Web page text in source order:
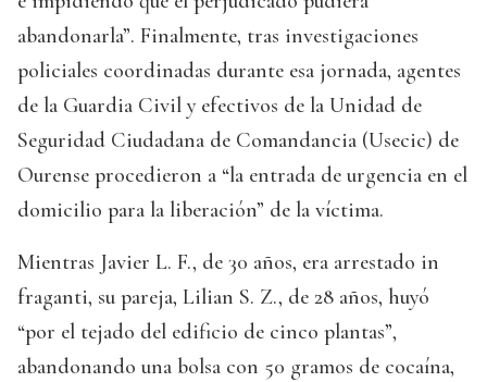
abandonarla”. Finalmente, tras investigaciones
policiales coordinadas durante esa jornada, agentes
de la Guardia Civil y efectivos de la Unidad de
Seguridad Ciudadana de Comandancia (Usecic) de
Ourense procedieron a “la entrada de urgencia en el
domicilio para la liberación” de la víctima.
Mientras Javier L. F., de 30 años, era arrestado in
fraganti, su pareja, Lilian S. Z., de 28 años, huyó
“por el tejado del edificio de cinco plantas”,
abandonando una bolsa con 50 gramos de cocaína,